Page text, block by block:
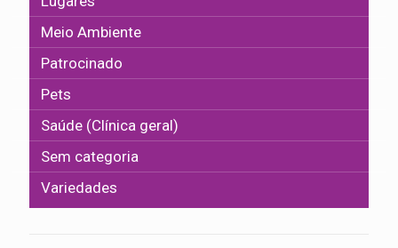
Meio Ambiente
Patrocinado
Pets
Saúde (Clínica geral)
Sem categoria
Variedades